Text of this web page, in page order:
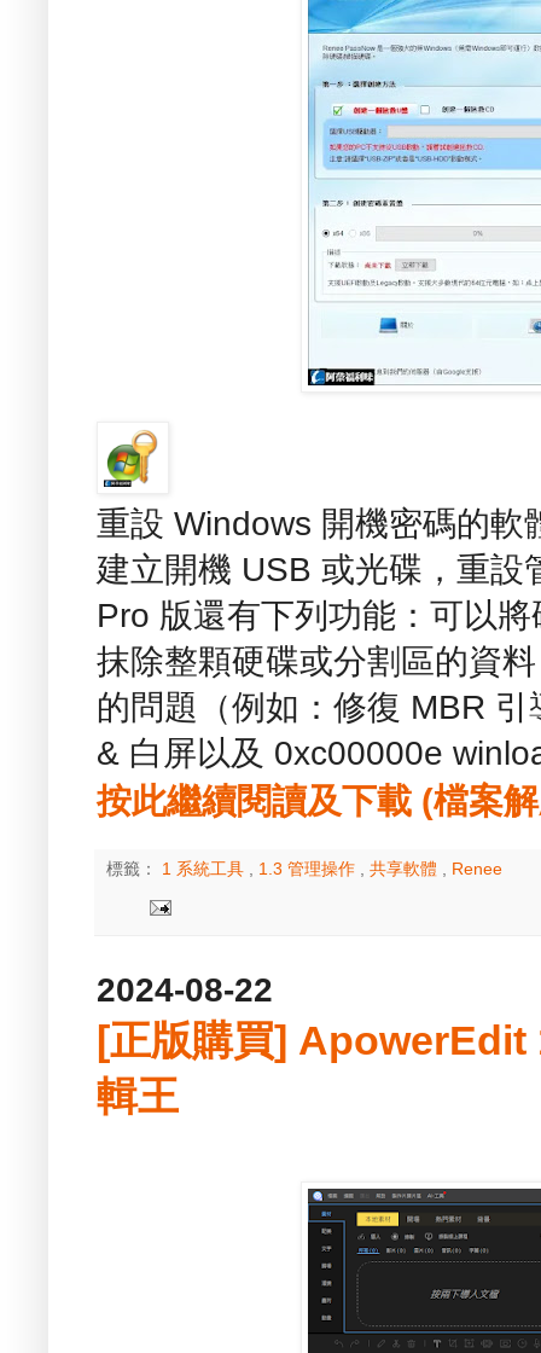
重設 Windows 開機密碼的
建立開機 USB 或光碟，重
Pro 版還有下列功能：可以
抹除整顆硬碟或分割區的資
的問題（例如：修復 MBR
& 白屏以及 0xc00000e
按此繼續閱讀及下載 (檔案
標籤： 1 系統工具 1.3 管理操作 共享軟體 Renee
2024-08-22
[正版購買] ApowerEdit
輯王